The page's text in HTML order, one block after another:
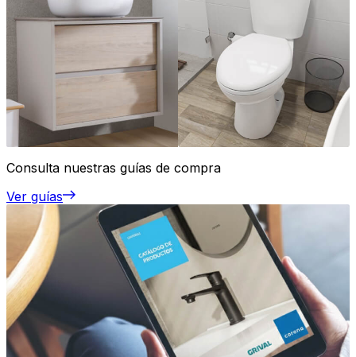
Consulta nuestras guías de compra
Ver guías